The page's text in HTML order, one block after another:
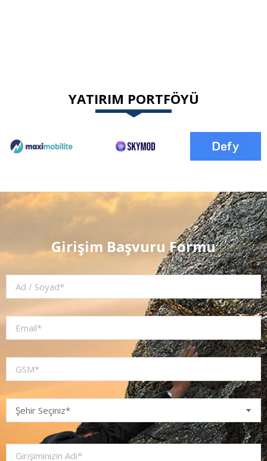
YATIRIM PORTFÖYÜ
Girişim Başvuru Formu